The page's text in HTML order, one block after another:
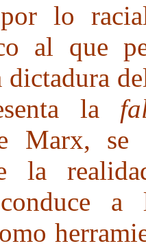
lo
al que
la
Marx,
la